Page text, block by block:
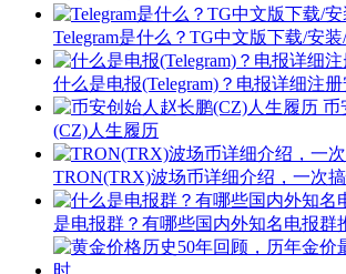
Telegram是什么？TG中文版下载/安
什么是电报(Telegram)？电报详细注
币
(CZ)人生履历
TRON(TRX)波场币详细介绍，一次搞
是电报群？有哪些国内外知名电报群